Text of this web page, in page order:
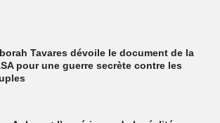
Tavares dévoile le document de la
pour une guerre secrète contre les